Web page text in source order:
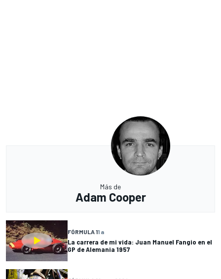
Más de
Adam Cooper
FÓRMULA 11 a
La carrera de mi vida: Juan Manuel Fangio en el
GP de Alemania 1957